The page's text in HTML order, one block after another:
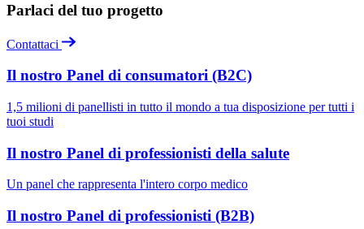
Parlaci del tuo progetto
Contattaci
Il nostro Panel di consumatori (B2C)
1,5 milioni di panellisti in tutto il mondo a tua disposizione per tutti i
tuoi studi
Il nostro Panel di professionisti della salute
Un panel che rappresenta l'intero corpo medico
Il nostro Panel di professionisti (B2B)